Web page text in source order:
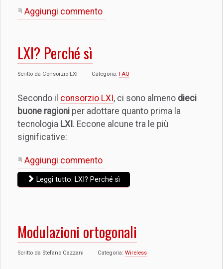
Aggiungi commento
LXI? Perché sì
Scritto da Consorzio LXI Categoria: FAQ
Secondo il consorzio LXI, ci sono almeno dieci
buone ragioni per adottare quanto prima la
tecnologia LXI. Eccone alcune tra le più
significative:
Aggiungi commento
Leggi tutto: LXI? Perché sì
Modulazioni ortogonali
Scritto da Stefano Cazzani Categoria: Wireless